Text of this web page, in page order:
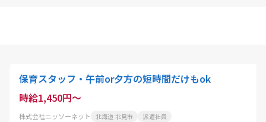
保育スタッフ・午前or夕方の短時間だけもok
時給1,450円～
株式会社ニッソーネット 北海道 北見市 派遣社員